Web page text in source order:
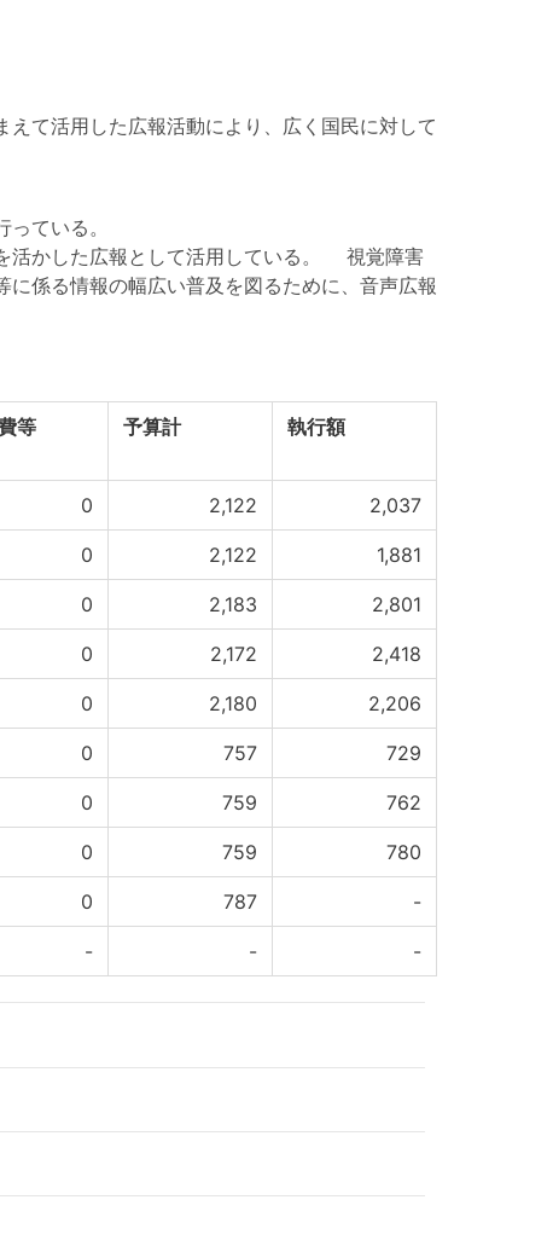
て活用した広報活動により、広く国民に対して
ている。
活かした広報として活用している。 視覚障害
係る情報の幅広い普及を図るために、音声広報
等 予算計 執行額
0 2,122 2,037
0 2,122 1,881
0 2,183 2,801
0 2,172 2,418
0 2,180 2,206
0 757 729
0 759 762
0 759 780
0 787 -
- - -